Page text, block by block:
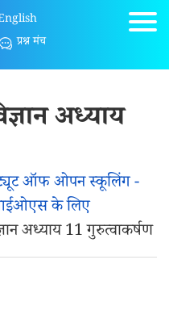
प्रश्न मंच
अध्याय
ऑफ ओपन स्कूलिंग -
के लिए
अध्याय 11 गुरुत्वाकर्षण